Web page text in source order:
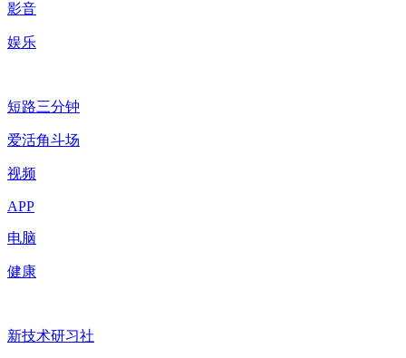
影音
娱乐
短路三分钟
爱活角斗场
视频
APP
电脑
健康
新技术研习社